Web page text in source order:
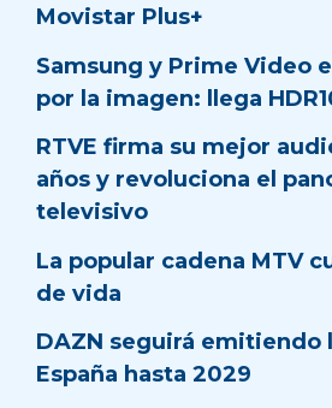
Movistar Plus+
Samsung y Prime Video
por la imagen: llega
RTVE firma su mejor
años y revoluciona el
televisivo
La popular cadena MTV
de vida
DAZN seguirá emitiendo
España hasta 2029